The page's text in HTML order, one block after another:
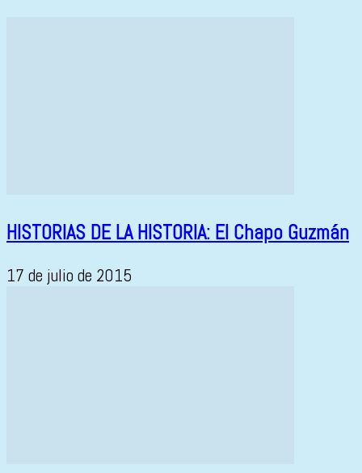
HISTORIAS DE LA HISTORIA: El Chapo Guzmán
17 de julio de 2015